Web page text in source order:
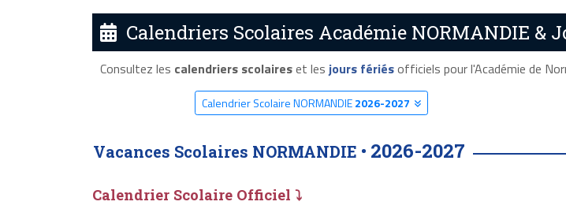
Calendriers Scolaires Académie NORMANDIE &
Consultez les calendriers scolaireset les jours fériésofficiels pour l'Académie de
Calendrier Scolaire NORMANDIE2026-2027
Vacances Scolaires NORMANDIE • 2026-2027
Calendrier Scolaire Officiel ⤵